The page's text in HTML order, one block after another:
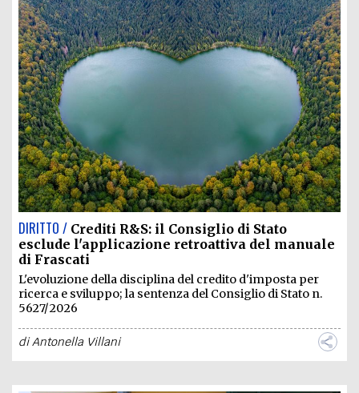
DIRITTO / Crediti R&S: il Consiglio di Stato
esclude l'applicazione retroattiva del manuale
di Frascati
L'evoluzione della disciplina del credito d'imposta per
ricerca e sviluppo; la sentenza del Consiglio di Stato n.
5627/2026
diAntonella Villani